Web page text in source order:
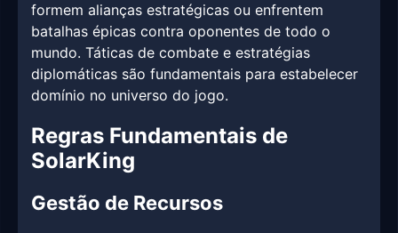
formem alianças estratégicas ou enfrentem
batalhas épicas contra oponentes de todo o
mundo. Táticas de combate e estratégias
diplomáticas são fundamentais para estabelecer
domínio no universo do jogo.
Regras Fundamentais de
SolarKing
Gestão de Recursos